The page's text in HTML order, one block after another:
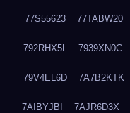
77S55623 77TABW20
792RHX5L 7939XN0C
79V4EL6D 7A7B2KTK
7AIBYJBI 7AJR6D3X